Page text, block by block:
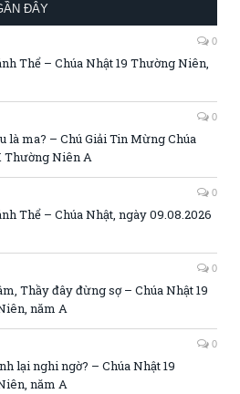
ĐÂY
0
Thể – Chúa Nhật 19 Thường Niên,
0
là ma? – Chú Giải Tin Mừng Chúa
Thường Niên A
0
Thể – Chúa Nhật, ngày 09.08.2026
0
Thầy đây đừng sợ – Chúa Nhật 19
năm A
0
lại nghi ngờ? – Chúa Nhật 19
năm A